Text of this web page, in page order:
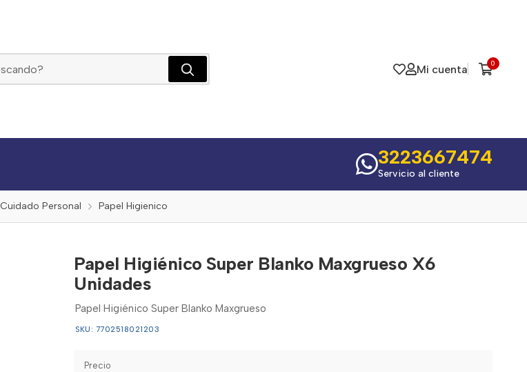
Mi cuenta 0
3223667474
Servicio al cliente
Cuidado Personal Papel Higienico
Papel Higiénico Super Blanko Maxgrueso X6
Unidades
Papel Higiénico Super Blanko Maxgrueso
SKU: 7702518021203
Precio